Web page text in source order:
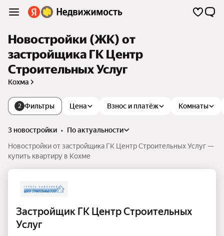
Новостройки (ЖК) от
застройщика ГК Центр
Строительных Услуг
Кохма
2 Фильтры Цена Взнос и платёж Комнаты
3 новостройки •
по актуальности
Новостройки от застройщика ГК Центр Строительных Услуг —
купить квартиру в Кохме
Застройщик ГК Центр Строительных
Услуг